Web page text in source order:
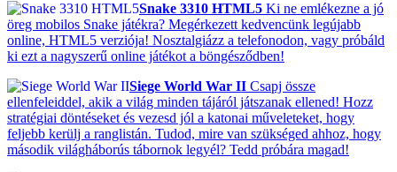
Snake 3310 HTML5 Ki ne emlékezne a jó
öreg mobilos Snake játékra? Megérkezett kedvencünk legújabb
online, HTML5 verziója! Nosztalgiázz a telefonodon, vagy próbáld
ki ezt a nagyszerű online játékot a böngésződben!
Siege World War II Csapj össze
ellenfeleiddel, akik a világ minden tájáról játszanak ellened! Hozz
stratégiai döntéseket és vezesd jól a katonai műveleteket, hogy
feljebb kerülj a ranglistán. Tudod, mire van szükséged ahhoz, hogy
második világháborús tábornok legyél? Tedd próbára magad!